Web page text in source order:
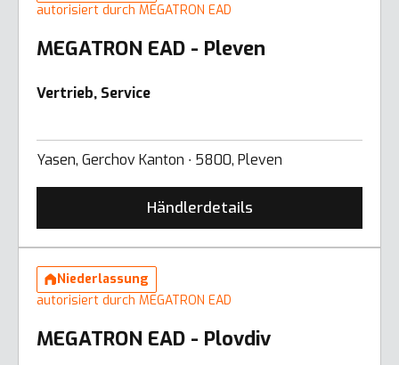
autorisiert durch MEGATRON EAD
MEGATRON EAD - Pleven
Vertrieb, Service
Yasen, Gerchov Kanton ∙ 5800, Pleven
Händlerdetails
Niederlassung
autorisiert durch MEGATRON EAD
MEGATRON EAD - Plovdiv